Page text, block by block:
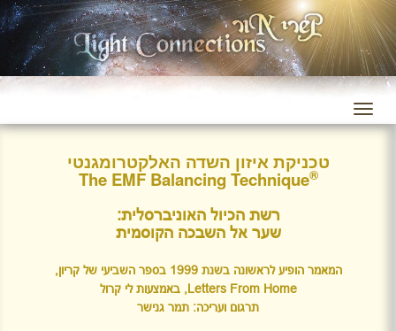
טכניקת איזון השדה האלקטרומגנטי
®
The EMF Balancing Technique
רשת הכיול האוניברסלית:
שער אל השבכה הקוסמית
המאמר הופיע לראשונה בשנת 1999 בספר השביעי של קריון,
Letters From Home, באמצעות לי קרול
תרגום ועריכה: תמר גנישר